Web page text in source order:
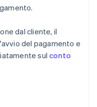
dal cliente, il
del pagamento e
sul conto